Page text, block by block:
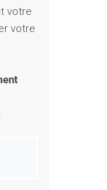
votre
votre